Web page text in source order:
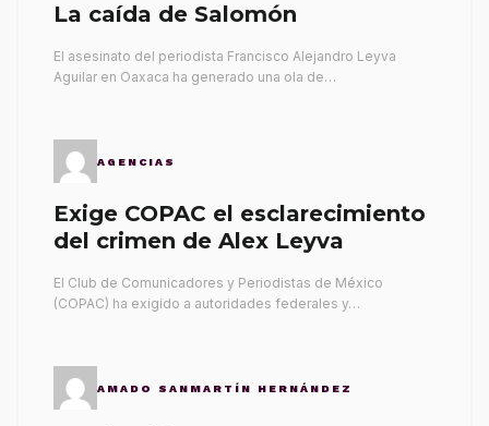
La caída de Salomón
El asesinato del periodista Francisco Alejandro Leyva
Aguilar en Oaxaca ha generado una ola de…
AGENCIAS
Exige COPAC el esclarecimiento
del crimen de Alex Leyva
El Club de Comunicadores y Periodistas de México
(COPAC) ha exigido a autoridades federales y…
AMADO SANMARTÍN HERNÁNDEZ